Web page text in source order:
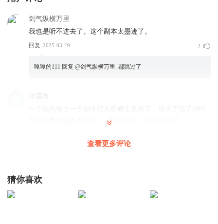
剑气纵横万里
我也是听不进去了。这个副本太墨迹了。
回复 2025-03-29 2
嘎嘎的111 回复 @剑气纵横万里: 都跳过了
冰霜涣
年有无数分魂的大BOSS，怎么说呢，真是SB加ZZ，
回复
查看更多评论
猜你喜欢